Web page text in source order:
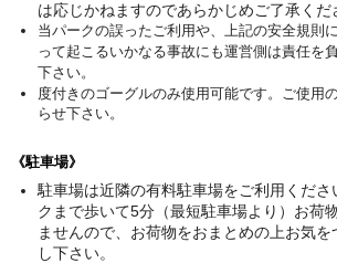
は応じかねますのであらかじめご了承くだ
当パークの誤ったご利用や、上記の安全規則
って起こるいかなる事故にも運営側は責任を
下さい。
度付きのゴーグルのみ使用可能です。ご使用
らせ下さい。
《駐車場》
駐車場は近隣の有料駐車場をご利用くださ
クまで歩いて5分（最短駐車場より）お荷
ませんので、お荷物をおまとめの上お気
し下さい。